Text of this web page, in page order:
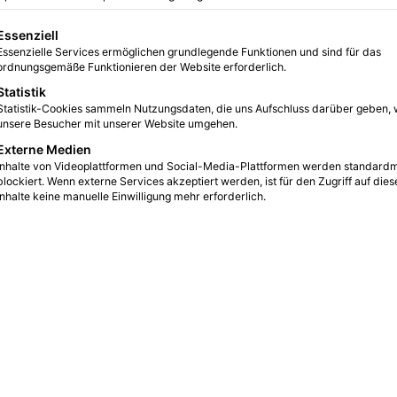
Wandsbek
aufwirft
0 4
eine Liste der Service-Gruppen, für die eine Einwilligung erteilt
Services ermöglichen grundlegende Funktionen und sind für das
Funktionieren der Website erforderlich.
Cookies sammeln Nutzungsdaten, die uns Aufschluss darüber geben,
Besucher mit unserer Website umgehen.
Medien
von Videoplattformen und Social-Media-Plattformen werden
Wenn externe Services akzeptiert werden, ist für den Zugriff auf
keine manuelle Einwilligung mehr erforderlich.